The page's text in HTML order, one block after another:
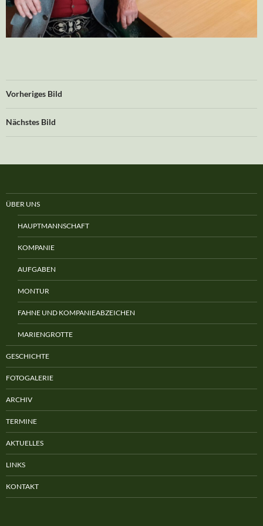
Vorheriges Bild
Nächstes Bild
ÜBER UNS
HAUPTMANNSCHAFT
KOMPANIE
AUFGABEN
MONTUR
FAHNE UND KOMPANIEABZEICHEN
MARIENGROTTE
GESCHICHTE
FOTOGALERIE
ARCHIV
TERMINE
AKTUELLES
LINKS
KONTAKT